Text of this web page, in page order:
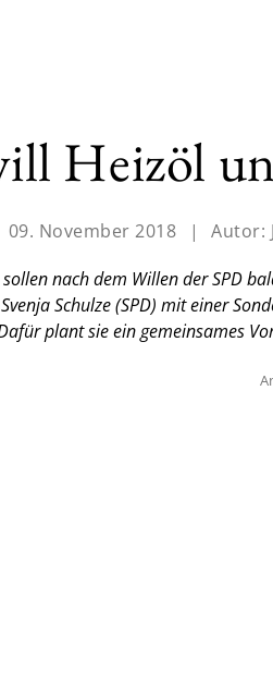
Heizöl
09. November 2018 | Autor:
nach dem Willen der SPD
Schulze (SPD) mit einer
plant sie ein gemeinsames